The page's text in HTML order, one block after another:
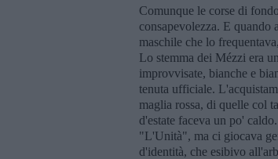
Comunque le corse di
consapevolezza. E quando
maschile che lo
Lo stemma dei Mézzi era
improvvisate, bianche e
tenuta ufficiale.
maglia rossa, di quelle col
d'estate faceva un po'
"L'Unità", ma ci giocava
d'identità, che esibivo